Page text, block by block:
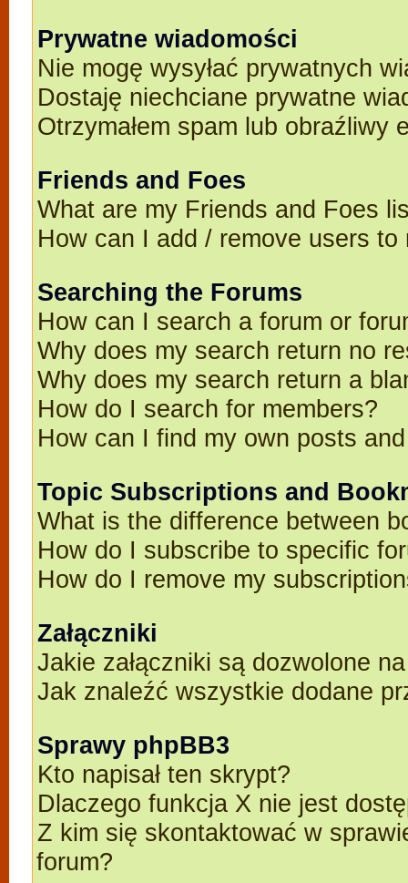
Prywatne wiadomości
Nie mogę wysyłać prywatnych
Dostaję niechciane prywatne
Otrzymałem spam lub obraźliwy
Friends and Foes
What are my Friends and Foes
How can I add / remove users
Searching the Forums
How can I search a forum or
Why does my search return no
Why does my search return a
How do I search for members?
How can I find my own posts
Topic Subscriptions and
What is the difference between
How do I subscribe to specific
How do I remove my
Załączniki
Jakie załączniki są dozwolone
Jak znaleźć wszystkie dodane
Sprawy phpBB3
Kto napisał ten skrypt?
Dlaczego funkcja X nie jest
Z kim się skontaktować w
forum?